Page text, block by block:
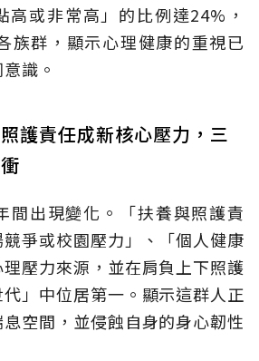
高或非常高」的比例達24%，
族群，顯示心理健康的重視已
識。
護責任成新核心壓力，三
間出現變化。「扶養與照護責
爭或校園壓力」、「個人健康
壓力來源，並在肩負上下照護
」中位居第一。顯示這群人正
空間，並侵蝕自身的身心韌性